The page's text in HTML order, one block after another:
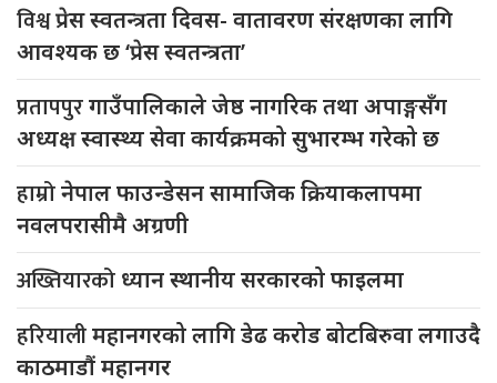
विश्वप्रेस स्वतन्त्रता दिवस- वातावरण संरक्षणका लागि
आवश्यक छ ‘प्रेस स्वतन्त्रता’
प्रतापपुरगाउँपालिकाले जेष्ठ नागरिक तथा अपाङ्गसँग
अध्यक्ष स्वास्थ्य सेवा कार्यक्रमको सुभारम्भ गरेको छ
हाम्रोनेपाल फाउन्डेसन सामाजिक क्रियाकलापमा
नवलपरासीमै अग्रणी
अख्तियारको ध्यान स्थानीय सरकारको फाइलमा
हरियालीमहानगरको लागि डेढ करोड बोटबिरुवा लगाउदै
काठमाडौं महानगर